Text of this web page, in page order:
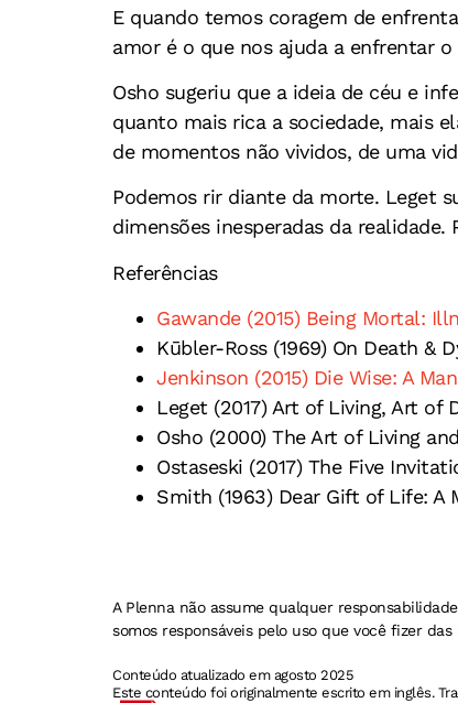
E quando temos coragem de
amor é o que nos ajuda a enfrentar
Osho sugeriu que a ideia de céu e
quanto mais rica a sociedade, mais
de momentos não vividos, de uma
Podemos rir diante da morte. Leget
dimensões inesperadas da
Referências
Gawande (2015) Being Mortal:
Kūbler-Ross (1969) On Death &
Jenkinson (2015) Die Wise: A
Leget (2017) Art of Living, Art of
Osho (2000) The Art of Living
Ostaseski (2017) The Five
Smith (1963) Dear Gift of Life: A
A Plenna não assume qualquer
somos responsáveis pelo uso que você fizer
Conteúdo atualizado em agosto 2025
Este conteúdo foi originalmente escrito em inglês.